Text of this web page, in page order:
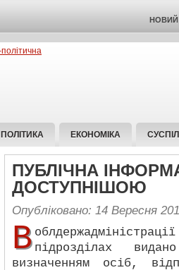
НОВИЙ
ПОЛІТИКА ЕКОНОМІКА
ПУБЛІЧНА
ДОСТУПНІШОЮ
Опубліковано: 14 Вересня
В підрозділах
визначенням осіб,